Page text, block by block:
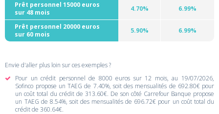
Prêt personnel 15000 euros
sur 48 mois
4.70% 6.99%
Prêt personnel 20000 euros
sur 60 mois
5.90% 6.99%
Envie d'aller plus loin sur ces exemples ?
Pour un crédit personnel de 8000 euros sur 12 mois, au 19/07/2026,
Sofinco propose un TAEG de 7.40%, soit des mensualités de 692.80€ pour
un coût total du crédit de 313.60€. De son côté Carrefour Banque propose
un TAEG de 8.54%, soit des mensualités de 696.72€ pour un coût total du
crédit de 360.64€.